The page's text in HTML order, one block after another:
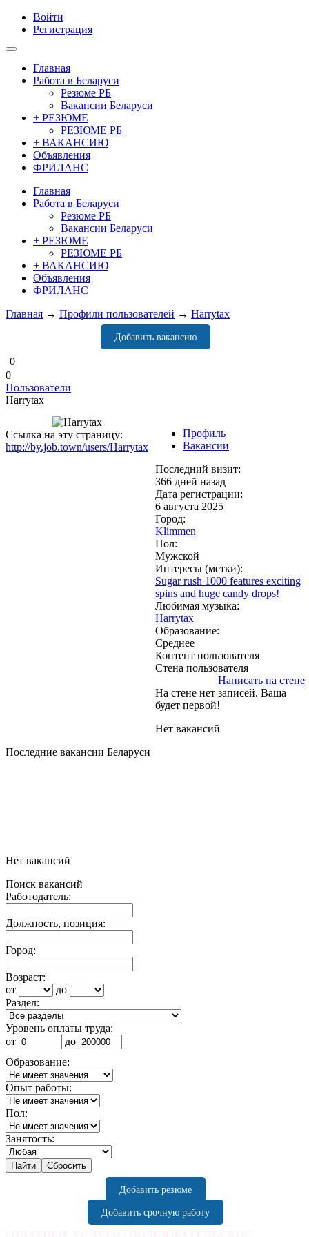
Войти
Регистрация
Главная
Работа в Беларуси
Резюме РБ
Вакансии Беларуси
+ РЕЗЮМЕ
РЕЗЮМЕ РБ
+ ВАКАНСИЮ
Объявления
ФРИЛАНС
Главная
Работа в Беларуси
Резюме РБ
Вакансии Беларуси
+ РЕЗЮМЕ
РЕЗЮМЕ РБ
+ ВАКАНСИЮ
Объявления
ФРИЛАНС
Главная → Профили пользователей → Harrytax
Добавить вакансию
0
0
Пользователи
Harrytax
Ссылка на эту страницу:
http://by.job.town/users/Harrytax
Профиль
Вакансии
Последний визит:
366 дней назад
Дата регистрации:
6 августа 2025
Город:
Klimmen
Пол:
Мужской
Интересы (метки):
Sugar rush 1000 features exciting
spins and huge candy drops!
Любимая музыка:
Harrytax
Образование:
Среднее
Контент пользователя
Стена пользователя
Написать на стене
На стене нет записей. Ваша
будет первой!
Нет вакансий
Последние вакансии Беларуси
Нет вакансий
Поиск вакансий
Работодатель:
Должность, позиция:
Город:
Возраст:
от
до
Раздел:
Уровень оплаты труда:
от
до
Образование:
Опыт работы:
Пол:
Занятость:
Добавить резюме
Добавить срочную работу